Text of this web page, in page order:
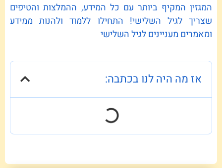
המגזין המקיף ביותר עם כל המידע, ההמלצות והטיפים
שצריך לגיל השלישי! התחילו ללמוד ולהנות ממידע
ומאמרים מעניינים לגיל השלישי
אז מה היה לנו בכתבה: